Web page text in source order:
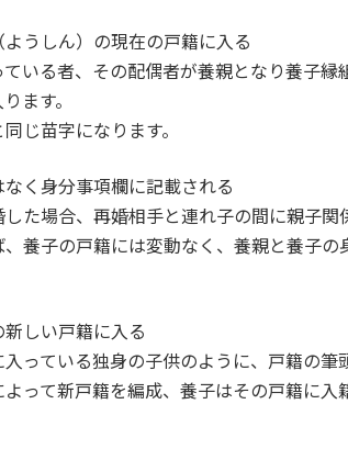
ようしん）の現在の戸籍に入る
いる者、その配偶者が養親となり養子
ます。
じ苗字になります。
なく身分事項欄に記載される
た場合、再婚相手と連れ子の間に親子
養子の戸籍には変動なく、養親と養子
新しい戸籍に入る
っている独身の子供のように、戸籍の
って新戸籍を編成、養子はその戸籍に入